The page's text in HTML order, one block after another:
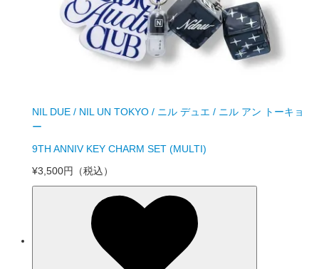
NIL DUE / NIL UN TOKYO / ニル デュエ / ニル アン トーキョ
ー
9TH ANNIV KEY CHARM SET (MULTI)
¥3,500円
（税込）